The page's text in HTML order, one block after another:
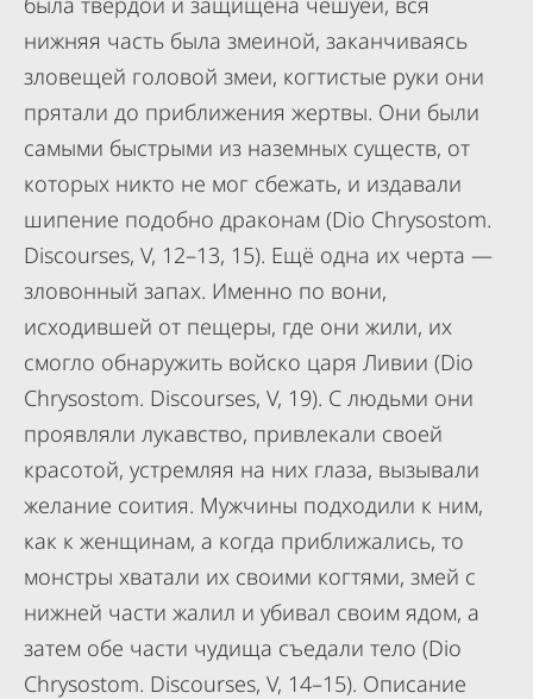
нижняя часть была змеиной, заканчиваясь
зловещей головой змеи, когтистые руки они
прятали до приближения жертвы. Они были
самыми быстрыми из наземных существ, от
которых никто не мог сбежать, и издавали
шипение подобно драконам (Dio Chrysostom.
Discourses, V, 12–13, 15). Ещё одна их черта —
зловонный запах. Именно по вони,
исходившей от пещеры, где они жили, их
смогло обнаружить войско царя Ливии (Dio
Chrysostom. Discourses, V, 19). С людьми они
проявляли лукавство, привлекали своей
красотой, устремляя на них глаза, вызывали
желание соития. Мужчины подходили к ним,
как к женщинам, а когда приближались, то
монстры хватали их своими когтями, змей с
нижней части жалил и убивал своим ядом, а
затем обе части чудища съедали тело (Dio
Chrysostom. Discourses, V, 14–15). Описание